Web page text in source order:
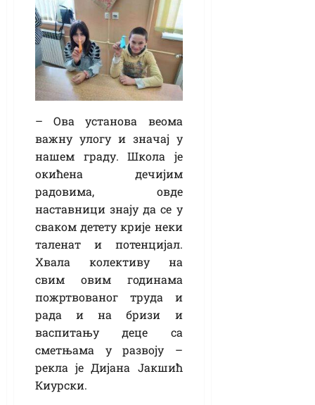
– Ова установа веома
важну улогу и значај у
нашем граду. Школа је
окићена дечијим
радовима, овде
наставници знају да се у
сваком детету крије неки
таленат и потенцијал.
Хвала колективу на
свим овим годинама
пожртвованог труда и
рада и на бризи и
васпитању деце са
сметњама у развоју –
рекла је Дијана Јакшић
Киурски.